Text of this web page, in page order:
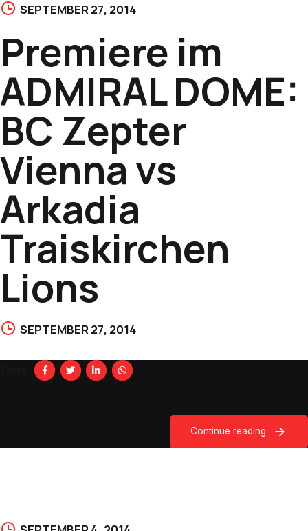
SEPTEMBER 27, 2014
Premiere im
ADMIRAL DOME:
BC Zepter
Vienna vs
Arkadia
Traiskirchen
Lions
SEPTEMBER 27, 2014
Continue reading